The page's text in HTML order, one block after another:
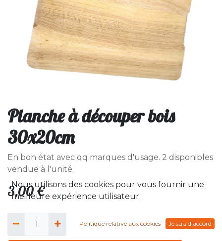
Planche à découper bois
30x20cm
En bon état avec qq marques d'usage. 2 disponibles
vendue à l'unité.
3,00€
Nous utilisons des cookies pour vous fournir une
meilleure expérience utilisateur.
Politique relative aux cookies Je suis d'accord